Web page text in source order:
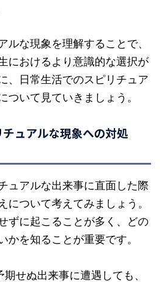
ルな現象を理解することで、
におけるより意識的な選択が
、日常生活でのスピリチュア
ついて見ていきましょう。
ュアルな現象への対処
ュアルな出来事に直面した際
について考えてみましょう。
ずに起こることが多く、どの
かを知ることが重要です。
期せぬ出来事に遭遇しても、